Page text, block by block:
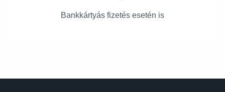
Bankkártyás fizetés esetén is